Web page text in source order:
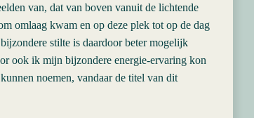
van, dat van boven vanuit de lichtende
omlaag kwam en op deze plek tot op de dag
stilte is daardoor beter mogelijk
ook ik mijn bijzondere energie-ervaring kon
noemen, vandaar de titel van dit